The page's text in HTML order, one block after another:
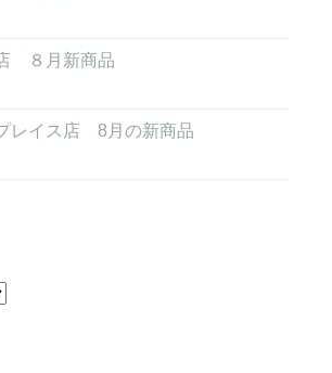
８月新商品
レイス店 8月の新商品